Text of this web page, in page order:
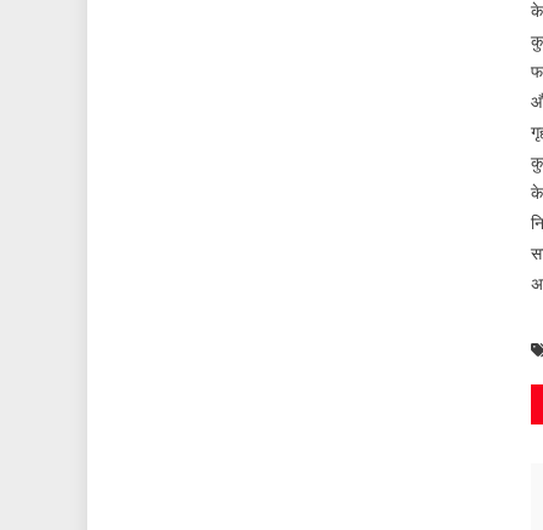
के
के